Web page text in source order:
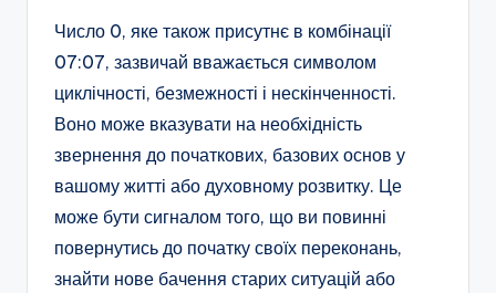
Число 0, яке також присутнє в комбінації
07:07, зазвичай вважається символом
циклічності, безмежності і нескінченності.
Воно може вказувати на необхідність
звернення до початкових, базових основ у
вашому житті або духовному розвитку. Це
може бути сигналом того, що ви повинні
повернутись до початку своїх переконань,
знайти нове бачення старих ситуацій або